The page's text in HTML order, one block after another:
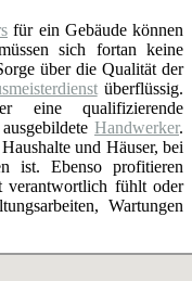
für ein Gebäude können
sich fortan keine
über die Qualität der
überflüssig.
eine qualifizierende
Handwerker.
und Häuser, bei
ist. Ebenso profitieren
verantwortlich fühlt oder
Wartungen